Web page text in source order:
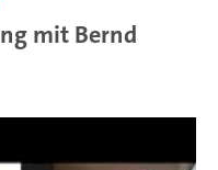
mit Bernd